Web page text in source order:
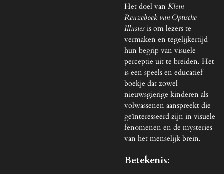
Het doel van Klein
Reuzeboek van Optische
Illusies is om lezers te
vermaken en tegelijkertijd
hun begrip van visuele
perceptie uit te breiden. Het
is een speels en educatief
boekje dat zowel
nieuwsgierige kinderen als
volwassenen aanspreekt die
geïnteresseerd zijn in visuele
fenomenen en de mysteries
van het menselijk brein.
Betekenis: